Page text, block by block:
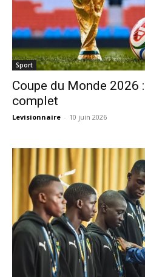
Sport
Coupe du Monde 2026
complet
Levisionnaire - 10 juin 2026